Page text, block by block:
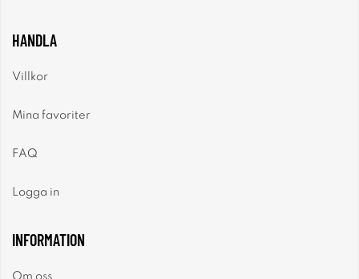
HANDLA
Villkor
Mina favoriter
FAQ
Logga in
INFORMATION
Om oss